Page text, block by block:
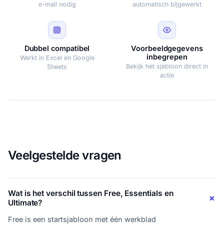
e-mail nodig
automatisch bijgewerkt
Dubbel compatibel
Werkt in Excel en Google
Sheets
Voorbeeldgegevens
inbegrepen
Bekijk het sjabloon direct in
actie
Veelgestelde vragen
Wat is het verschil tussen Free, Essentials en
Ultimate?
Free is een startsjabloon met één werkblad